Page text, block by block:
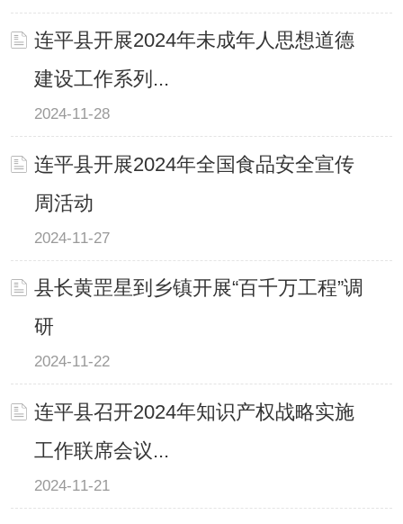
连平县开展2024年未成年人思想道德
建设工作系列...
2024-11-28
连平县开展2024年全国食品安全宣传
周活动
2024-11-27
县长黄罡星到乡镇开展“百千万工程”调
研
2024-11-22
连平县召开2024年知识产权战略实施
工作联席会议...
2024-11-21